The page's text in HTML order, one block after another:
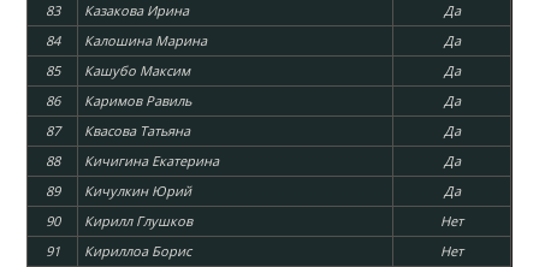
83
Казакова Ирина
Да
84
Калошина Марина
Да
85
Кашубо Максим
Да
86
Каримов Равиль
Да
87
Квасова Татьяна
Да
88
Кичигина Екатерина
Да
89
Кичулкин Юрий
Да
90
Кирилл Глушков
Нет
91
Кириллоа Борис
Нет